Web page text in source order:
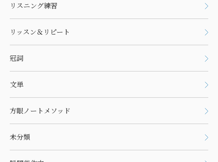
リスニング練習
リッスン＆リピート
冠詞
文単
方眼ノートメソッド
未分類